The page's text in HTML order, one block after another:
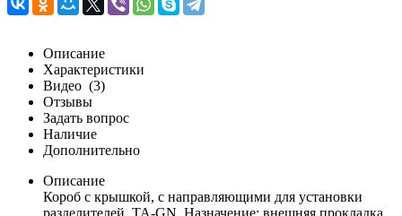
Описание
Характеристики
Видео (3)
Отзывы
Задать вопрос
Наличие
Дополнительно
Описание
Короб с крышкой, с направляющими для установки
разделителей, TA-GN. Назначение: внешняя прокладка